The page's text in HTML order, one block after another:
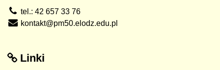
tel.: 42 657 33 76
kontakt@pm50.elodz.edu.pl
Linki